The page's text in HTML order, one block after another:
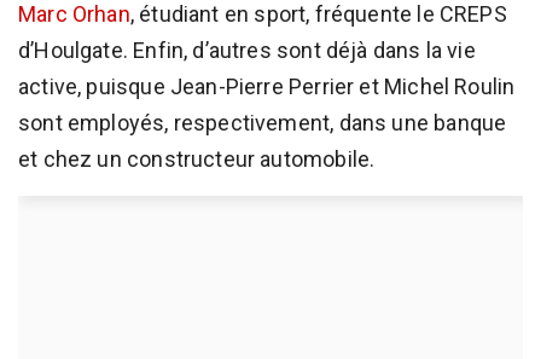
Marc Orhan, étudiant en sport, fréquente le CREPS
d’Houlgate. Enfin, d’autres sont déjà dans la vie
active, puisque Jean-Pierre Perrier et Michel Roulin
sont employés, respectivement, dans une banque
et chez un constructeur automobile.